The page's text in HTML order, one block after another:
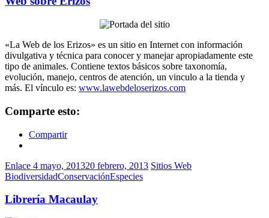
«La Web de los Erizos» es un sitio en Internet con información
divulgativa y técnica para conocer y manejar apropiadamente este
tipo de animales. Contiene textos básicos sobre taxonomía,
evolución, manejo, centros de atención, un vinculo a la tienda y
más. El vínculo es: www.lawebdeloserizos.com
Comparte esto:
Compartir
Enlace 4 mayo, 201320 febrero, 2013 Sitios Web
BiodiversidadConservaciónEspecies
Librería Macaulay